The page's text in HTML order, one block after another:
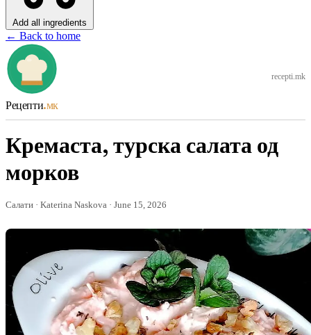
Add all ingredients
← Back to home
Рецепти.мк
recepti.mk
Кремаста, турска салата од
морков
Салати · Katerina Naskova · June 15, 2026